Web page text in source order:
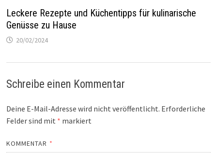
Leckere Rezepte und Küchentipps für kulinarische
Genüsse zu Hause
20/02/2024
Schreibe einen Kommentar
Deine E-Mail-Adresse wird nicht veröffentlicht. Erforderliche
Felder sind mit * markiert
KOMMENTAR *